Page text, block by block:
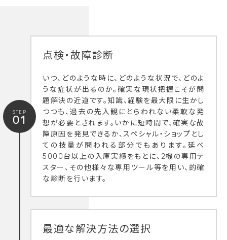
STEP
01
点検・故障診断
いつ、どのような時に、どのような状況で、どのよ
うな症状が出るのか。確実な現状把握こそが問
題解決の近道です。知識、経験を最大限に生かし
つつも、過去の先入観にとらわれない柔軟な発
想が必要とされます。いかに短時間で、確実な故
障原因を発見できるか、スペシャル・ショップとし
ての技量が問われる部分でもあります。延べ
5000台以上の入庫実績をもとに、2機の専用テ
スター、その他様々な専用ツール等を用い、的確
な診断を行います。
最適な解決方法の選択